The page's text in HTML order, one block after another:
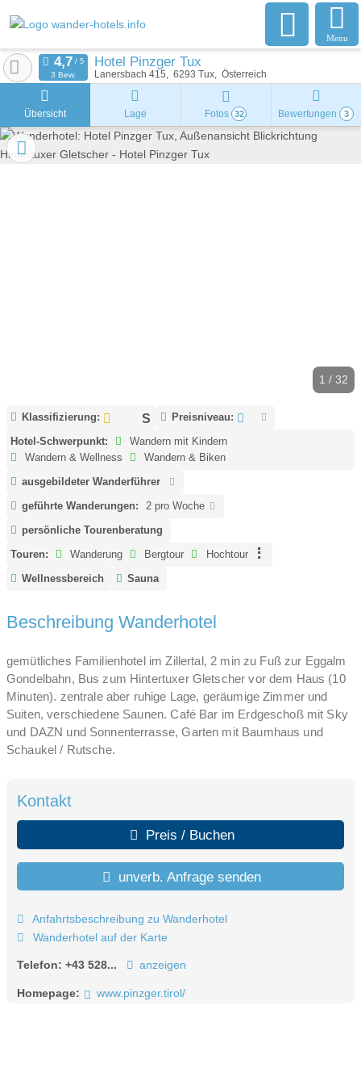
Menu
Hotel Pinzger Tux
Lanersbach 415 6293 Tux Österreich
3 Bew.
Übersicht Lage Fotos 32 Bewertungen 3
1 / 32
Klassifizierung:
Preisniveau:
Hotel-Schwerpunkt:
Wandern mit Kindern
Wandern & Wellness
Wandern & Biken
ausgebildeter Wanderführer
geführte Wanderungen:
2 pro Woche
persönliche Tourenberatung
Touren:
Wanderung Bergtour
Hochtour
Wellnessbereich
Sauna
Beschreibung Wanderhotel
gemütliches Familienhotel im Zillertal, 2 min zu Fuß zur Eggalm
Gondelbahn, Bus zum Hintertuxer Gletscher vor dem Haus (10
Minuten). zentrale aber ruhige Lage, geräumige Zimmer und
Suiten, verschiedene Saunen. Café Bar im Erdgeschoß mit Sky
und DAZN und Sonnenterrasse, Garten mit Baumhaus und
Schaukel / Rutsche.
Kontakt
Preis / Buchen
unverb. Anfrage senden
Anfahrtsbeschreibung zu Wanderhotel
Wanderhotel auf der Karte
Telefon: +43 528... anzeigen
Homepage: www.pinzger.tirol/